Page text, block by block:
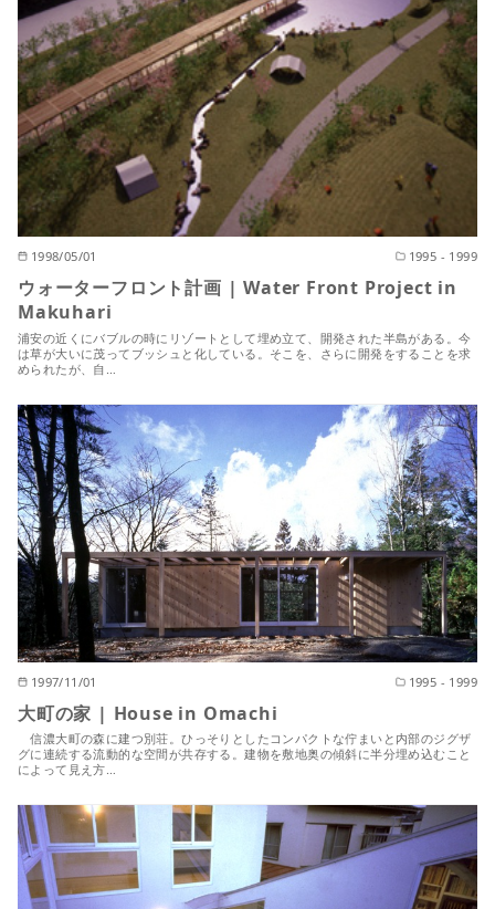
1998/05/01 1995 - 1999
ウォーターフロント計画 | Water Front Project in
Makuhari
浦安の近くにバブルの時にリゾートとして埋め立て、開発された半島がある。今
は草が大いに茂ってブッシュと化している。そこを、さらに開発をすることを求
められたが、自…
1997/11/01 1995 - 1999
大町の家 | House in Omachi
信濃大町の森に建つ別荘。ひっそりとしたコンパクトな佇まいと内部のジグザ
グに連続する流動的な空間が共存する。建物を敷地奥の傾斜に半分埋め込むこと
によって見え方…